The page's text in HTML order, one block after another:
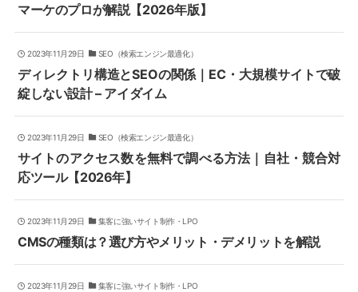
マーケのプロが解説【2026年版】
2023年11月29日 SEO（検索エンジン最適化）
ディレクトリ構造とSEOの関係｜EC・大規模サイトで破
綻しない設計 – アイダイム
2023年11月29日 SEO（検索エンジン最適化）
サイトのアクセス数を無料で調べる方法｜自社・競合対
応ツール【2026年】
2023年11月29日 集客に強いサイト制作・LPO
CMSの種類は？選び方やメリット・デメリットを解説
2023年11月29日 集客に強いサイト制作・LPO